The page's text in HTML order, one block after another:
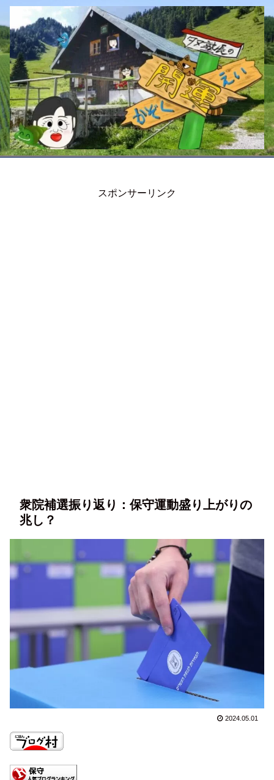
スポンサーリンク
衆院補選振り返り：保守運動盛り上がりの
兆し？
2024.05.01